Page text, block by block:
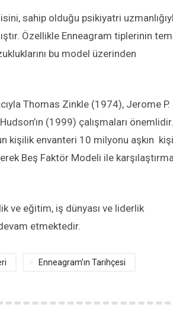
sahip olduğu psikiyatri
Özellikle Enneagram tiplerinin
bu model üzerinden
Thomas Zinkle (1974), Jerome P.
(1999) çalışmaları önemlidir.
kişilik envanteri 10 milyonu aşkın kişi
Beş Faktör Modeli ile
ve eğitim, iş dünyası ve liderlik
etmektedir.
Enneagram’ın Tarihçesi